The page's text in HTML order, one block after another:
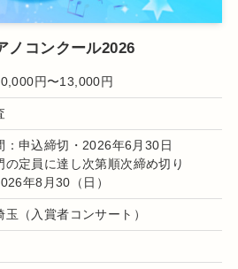
ノコンクール2026
円〜13,000円
：申込締切・2026年6月30日
定員に達し次第順次締め切り
年8月30（日）
玉（入賞者コンサート）